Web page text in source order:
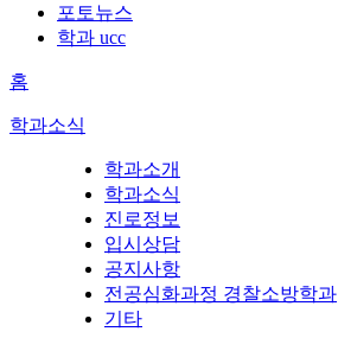
포토뉴스
학과 ucc
홈
학과소식
학과소개
학과소식
진로정보
입시상담
공지사항
전공심화과정 경찰소방학과
기타